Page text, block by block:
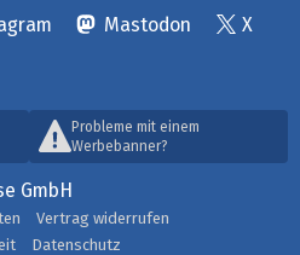
Mastodon
X
Probleme mit einem
Werbebanner?
GmbH
Vertrag widerrufen
Datenschutz